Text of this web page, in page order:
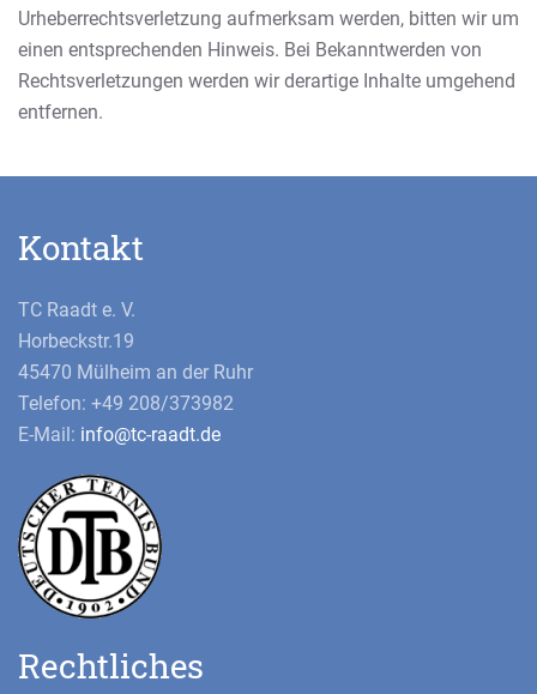
Urheberrechtsverletzung aufmerksam werden, bitten wir um
einen entsprechenden Hinweis. Bei Bekanntwerden von
Rechtsverletzungen werden wir derartige Inhalte umgehend
entfernen.
Kontakt
TC Raadt e. V.
Horbeckstr.19
45470 Mülheim an der Ruhr
Telefon: +49 208/373982
E-Mail: info@tc-raadt.de
Rechtliches